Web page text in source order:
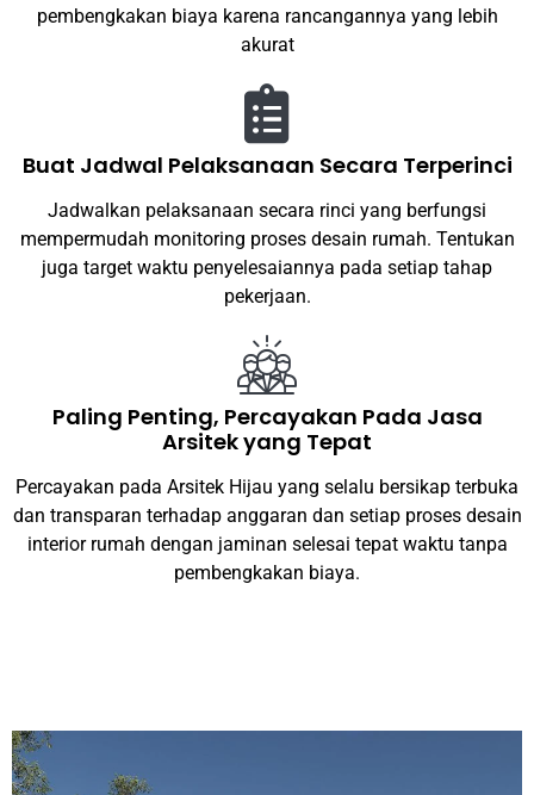
pembengkakan biaya karena rancangannya yang lebih
akurat
Buat Jadwal Pelaksanaan Secara Terperinci
Jadwalkan pelaksanaan secara rinci yang berfungsi
mempermudah monitoring proses desain rumah. Tentukan
juga target waktu penyelesaiannya pada setiap tahap
pekerjaan.
Paling Penting, Percayakan Pada Jasa
Arsitek yang Tepat
Percayakan pada Arsitek Hijau yang selalu bersikap terbuka
dan transparan terhadap anggaran dan setiap proses desain
interior rumah dengan jaminan selesai tepat waktu tanpa
pembengkakan biaya.